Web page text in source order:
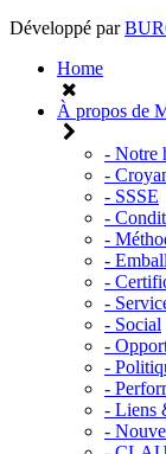
Développé par
Home
À propos de
- Notre
-
- SSSE
-
-
-
-
-
- Social
-
-
-
- Liens
-